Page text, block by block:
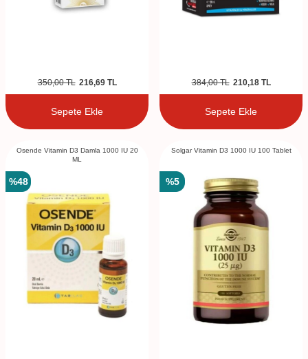
350,00TL 216,69TL
Sepete Ekle
384,00TL 210,18TL
Sepete Ekle
Osende Vitamin D3 Damla 1000 IU 20
ML
%48
Solgar Vitamin D3 1000 IU 100 Tablet
%5